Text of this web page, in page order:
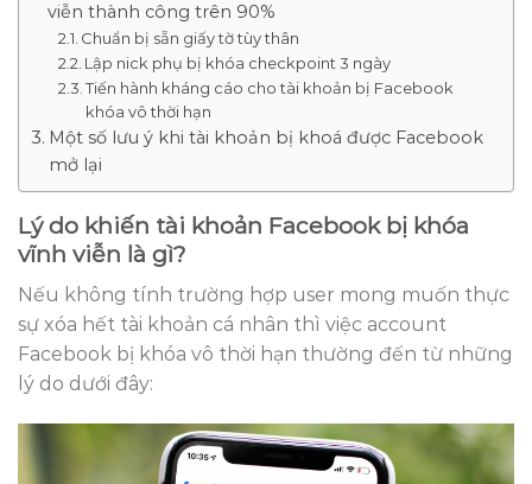
viễn thành công trên 90%
Chuẩn bị sẵn giấy tờ tùy thân
Lập nick phụ bị khóa checkpoint 3 ngày
Tiến hành kháng cáo cho tài khoản bị Facebook
khóa vô thời hạn
Một số lưu ý khi tài khoản bị khoá được Facebook
mở lại
Lý do khiến tài khoản Facebook bị khóa
vĩnh viễn là gì?
Nếu không tính trường hợp user mong muốn thực
sự xóa hết tài khoản cá nhân thì việc account
Facebook bị khóa vô thời hạn thường đến từ những
lý do dưới đây: